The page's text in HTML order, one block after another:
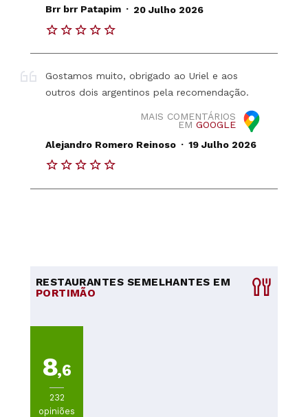
Brr brr Patapim . 20 Julho 2026
Gostamos muito, obrigado ao Uriel e aos
outros dois argentinos pela recomendação.
MAIS COMENTÁRIOS
EM GOOGLE
Alejandro Romero Reinoso . 19 Julho 2026
RESTAURANTES SEMELHANTES EM
PORTIMÃO
8,6
232
opiniões